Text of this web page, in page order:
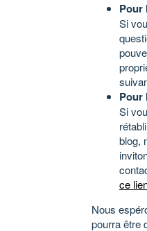
Pour
Si
Pour
Si
blog,
ce
Nous
pourra être